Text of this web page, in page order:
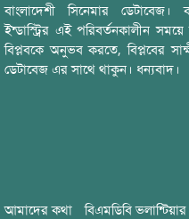
বাংলাদেশী সিনেমার ডেটাবেজ।
ইন্ডাস্ট্রির এই পরিবর্তনকালীন সময়ে
বিপ্লবকে অনুভব করতে, বিপ্লবের
ডেটাবেজ এর সাথে থাকুন। ধন্যবাদ।
আমাদের কথা বিএমডিবি ভলান্টিয়ার